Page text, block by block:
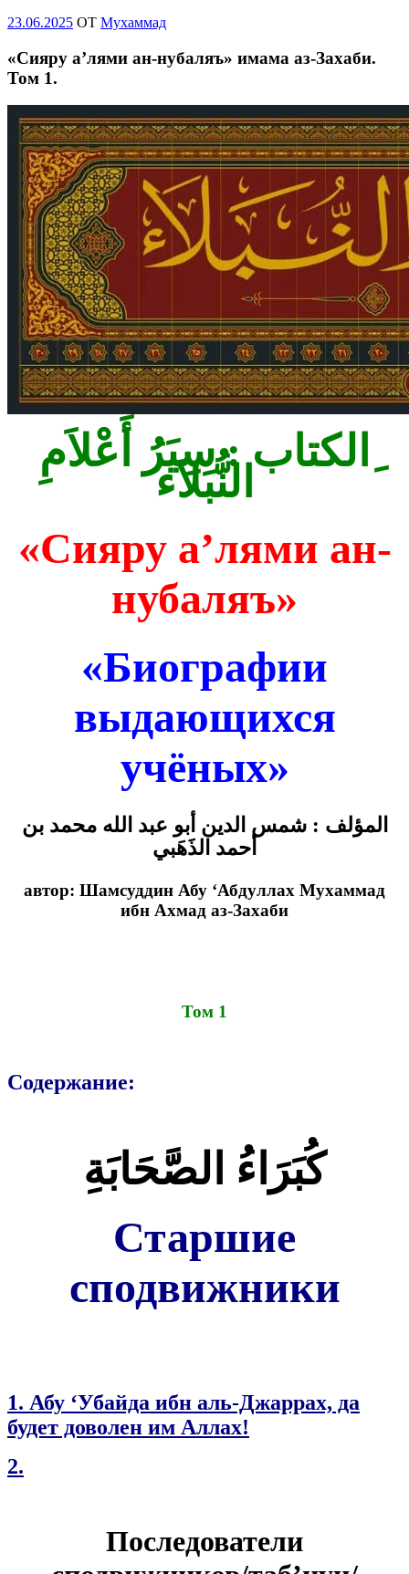
Опубликовано
23.06.2025 OT Мухаммад
«Сияру а’лями ан-нубаляъ» имама аз-Захаби.
Том 1.
ِالكتاب : سِيَرُ أَعْلاَمِ
النُّبَلاَء
«Сияру а’лями ан-
нубаляъ»
«Биографии
выдающихся
учёных»
المؤلف : شمس الدين أبو عبد الله محمد بن
أحمد الذَهَبي
автор: Шамсуддин Абу ‘Абдуллах Мухаммад
ибн Ахмад аз-Захаби
Том 1
Содержание:
كُبَرَاءُ الصَّحَابَةِ
Старшие
сподвижники
1. Абу ‘Убайда ибн аль-Джаррах, да
будет доволен им Аллах!
2.
Последователи